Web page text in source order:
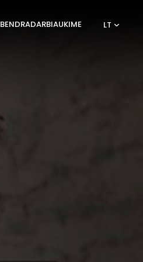
LT
BENDRADARBIAUKIME